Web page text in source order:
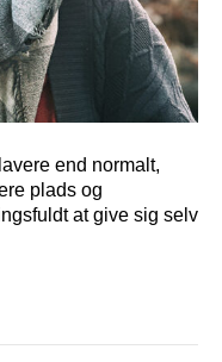
end normalt,
plads og
at give sig selv